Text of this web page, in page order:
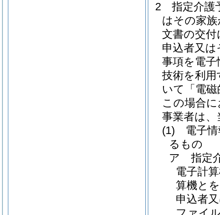
2
指定介護
はその家
文書の交
申込者又
事項を電
技術を利
いて「電
この場合
事業者は
(1)
電子
るもの
ア
指定
電子計
算機と
申込者